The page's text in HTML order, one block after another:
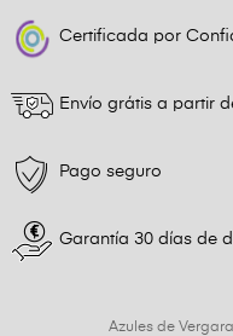
Certificada por
Envío grátis a partir
Pago seguro
Garantía 30 días de
Azules de